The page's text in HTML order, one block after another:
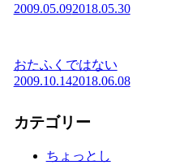
2009.05.092018.05.30
おたふくではない
2009.10.142018.06.08
カテゴリー
ちょっとし